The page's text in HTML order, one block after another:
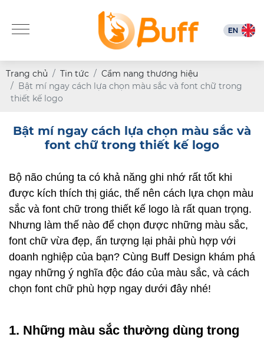
Trang chủ Tin tức
Cẩm nang thương hiệu
Bật mí ngay cách lựa chọn màu sắc và font chữ trong
thiết kế logo
Bật mí ngay cách lựa chọn màu sắc và
font chữ trong thiết kế logo
Bộ não chúng ta có khả năng ghi nhớ rất tốt khi
được kích thích thị giác, thế nên cách lựa chọn màu
sắc và font chữ trong thiết kế logo là rất quan trọng.
Nhưng làm thế nào để chọn được những màu sắc,
font chữ vừa đẹp, ấn tượng lại phải phù hợp với
doanh nghiệp của bạn? Cùng Buff Design khám phá
ngay những ý nghĩa độc đáo của màu sắc, và cách
chọn font chữ phù hợp ngay dưới đây nhé!
1. Những màu sắc thường dùng trong